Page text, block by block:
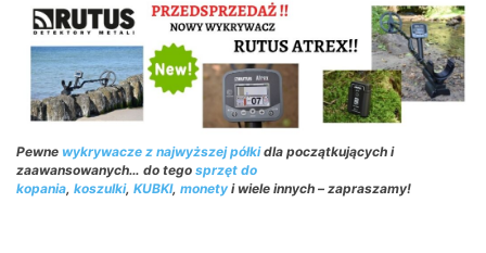
Pewne wykrywacze z najwyższej półkidla początkujących i
zaawansowanych… do tego sprzęt do
kopania, koszulki, KUBKI, monety i wiele innych – zapraszamy!